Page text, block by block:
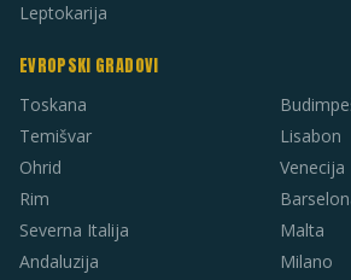
Leptokarija
EVROPSKI GRADOVI
Toskana
Temišvar
Ohrid
Rim
Severna Italija
Andaluzija
Lisabon
Venecija
Malta
Milano